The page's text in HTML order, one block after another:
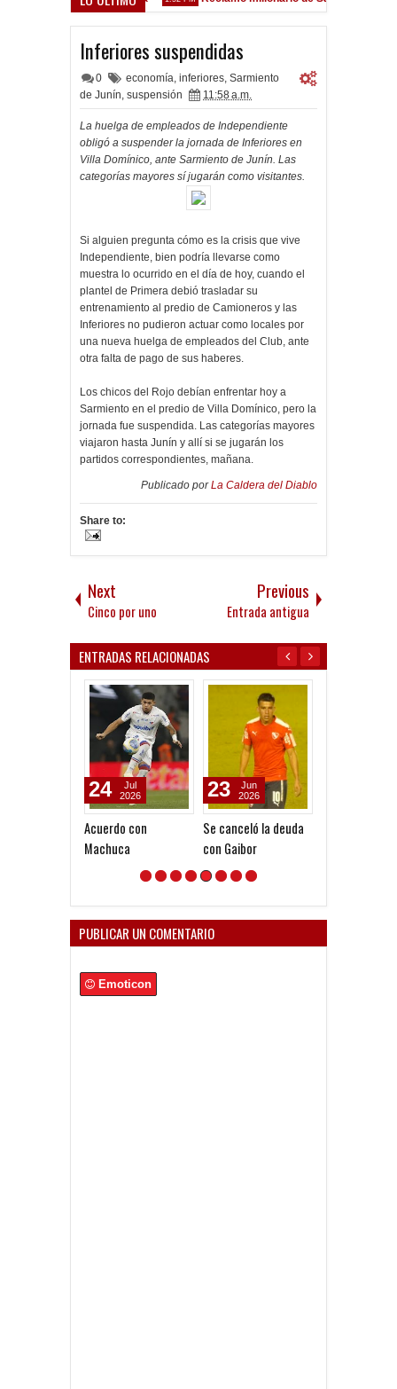
Inferiores suspendidas
0 economía, inferiores, Sarmiento
de Junín, suspensión 11:58 a.m.
La huelga de empleados de Independiente
obligó a suspender la jornada de Inferiores en
Villa Domínico, ante Sarmiento de Junín. Las
categorías mayores sí jugarán como visitantes.
Si alguien pregunta cómo es la crisis que vive
Independiente, bien podría llevarse como
muestra lo ocurrido en el día de hoy, cuando el
plantel de Primera debió trasladar su
entrenamiento al predio de Camioneros y las
Inferiores no pudieron actuar como locales por
una nueva huelga de empleados del Club, ante
otra falta de pago de sus haberes.
Los chicos del Rojo debían enfrentar hoy a
Sarmiento en el predio de Villa Domínico, pero la
jornada fue suspendida. Las categorías mayores
viajaron hasta Junín y allí si se jugarán los
partidos correspondientes, mañana.
Publicado porLa Caldera del Diablo
Share to:
Next
Cinco por uno
Previous
Entrada antigua
ENTRADAS RELACIONADAS
Acuerdo con
Machuca
24
Jul
2026
Se canceló la deuda
con Gaibor
23
Jun
2026
en las
PUBLICAR UN COMENTARIO
Emoticon